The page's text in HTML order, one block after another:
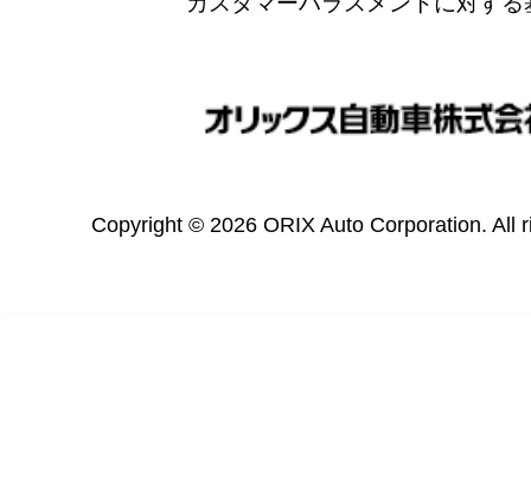
Copyright © 2026 ORIX Auto Corporation. All